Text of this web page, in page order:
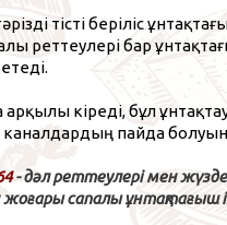
тісті беріліс
реттеулері бар
кіреді, бұл
каналдардың пайда
- дәл реттеулері мен
сапалы ұнтақтағыш